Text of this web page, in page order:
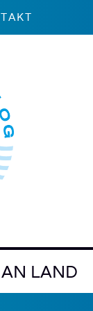
AN LAND